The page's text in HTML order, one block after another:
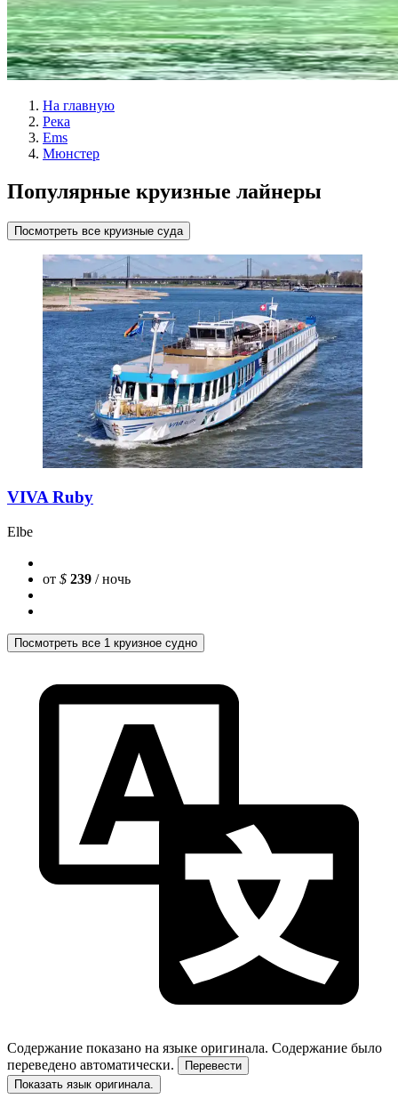
На главную
Река
Ems
Мюнстер
Популярные круизные лайнеры
Посмотреть все круизные суда
VIVA Ruby
Elbe
от $ 239 / ночь
Посмотреть все 1 круизное судно
Содержание показано на языке оригинала. Содержание было
переведено автоматически.
Перевести
Показать язык оригинала.